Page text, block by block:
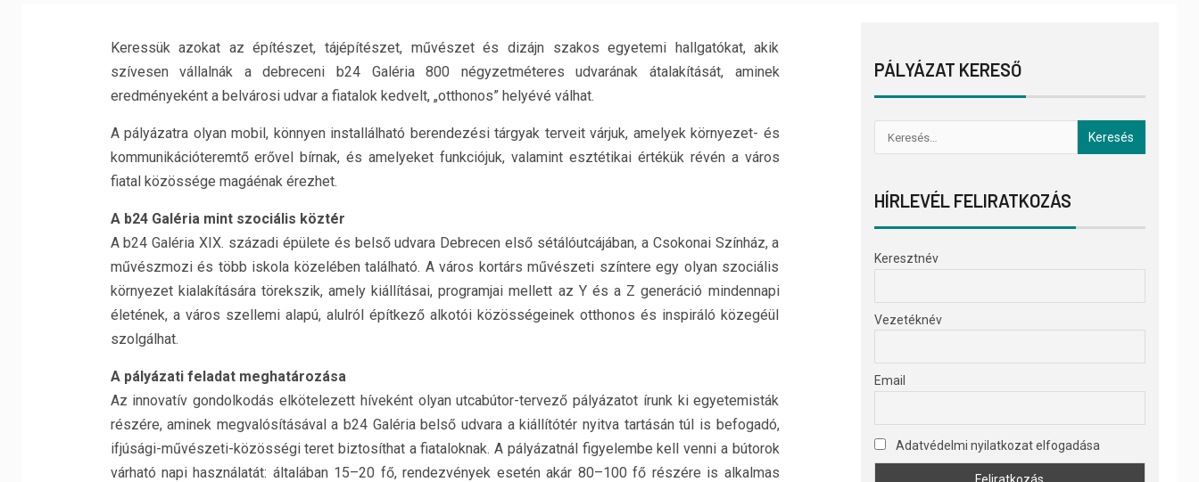
Keressük azokat az építészet, tájépítészet, művészet és dizájn szakos egyetemi hallgatókat, akik
szívesen vállalnák a debreceni b24 Galéria 800 négyzetméteres udvarának átalakítását, aminek
eredményeként a belvárosi udvar a fiatalok kedvelt, „otthonos” helyévé válhat.
A pályázatra olyan mobil, könnyen installálható berendezési tárgyak terveit várjuk, amelyek környezet- és
kommunikációteremtő erővel bírnak, és amelyeket funkciójuk, valamint esztétikai értékük révén a város
fiatal közössége magáénak érezhet.
A b24 Galéria mint szociális köztér
A b24 Galéria XIX. századi épülete és belső udvara Debrecen első sétálóutcájában, a Csokonai Színház, a
művészmozi és több iskola közelében található. A város kortárs művészeti színtere egy olyan szociális
környezet kialakítására törekszik, amely kiállításai, programjai mellett az Y és a Z generáció mindennapi
életének, a város szellemi alapú, alulról építkező alkotói közösségeinek otthonos és inspiráló közegéül
szolgálhat.
A pályázati feladat meghatározása
Az innovatív gondolkodás elkötelezett híveként olyan utcabútor-tervező pályázatot írunk ki egyetemisták
részére, aminek megvalósításával a b24 Galéria belső udvara a kiállítótér nyitva tartásán túl is befogadó,
ifjúsági-művészeti-közösségi teret biztosíthat a fiataloknak. A pályázatnál figyelembe kell venni a bútorok
várható napi használatát: általában 15–20 fő, rendezvények esetén akár 80–100 fő részére is alkalmas
PÁLYÁZAT KERESŐ
HÍRLEVÉL FELIRATKOZÁS
Keresztnév
Vezetéknév
Email
Adatvédelmi nyilatkozat elfogadása